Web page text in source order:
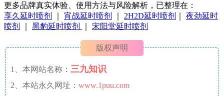
更多品牌真实体验、使用方法与风险解析，已整理在：
享久延时喷剂
宵战延时喷剂 2H2D延时喷剂
夜劲延时
喷剂
黑豹延时喷剂 宋阳堂延时喷剂
版权声明
1、本网站名称： 三九知识
2、本站永久网址： www.1puu.com